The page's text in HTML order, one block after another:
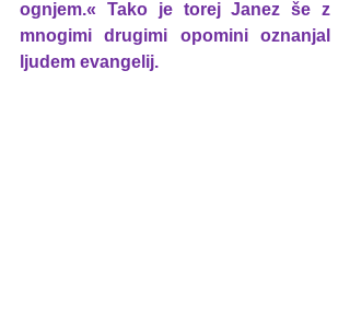
ognjem.« Tako je torej Janez še z
mnogimi drugimi opomini oznanjal
ljudem evangelij.